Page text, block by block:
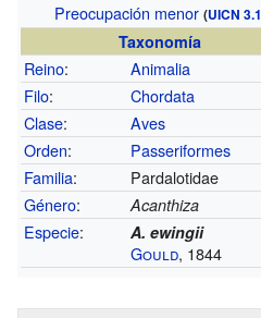
Preocupación menor (UICN 3.1
Taxonomía
Reino:
Animalia
Filo:
Chordata
Clase:
Aves
Orden:
Passeriformes
Familia:
Pardalotidae
Género: Acanthiza
Especie: A. ewingii
Gould, 1844